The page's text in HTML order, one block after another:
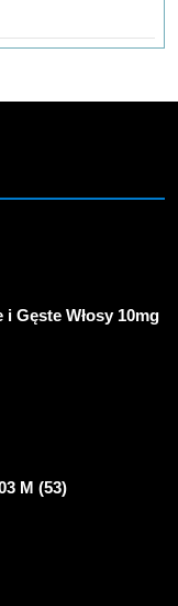
Gęste Włosy 10mg
M (53)